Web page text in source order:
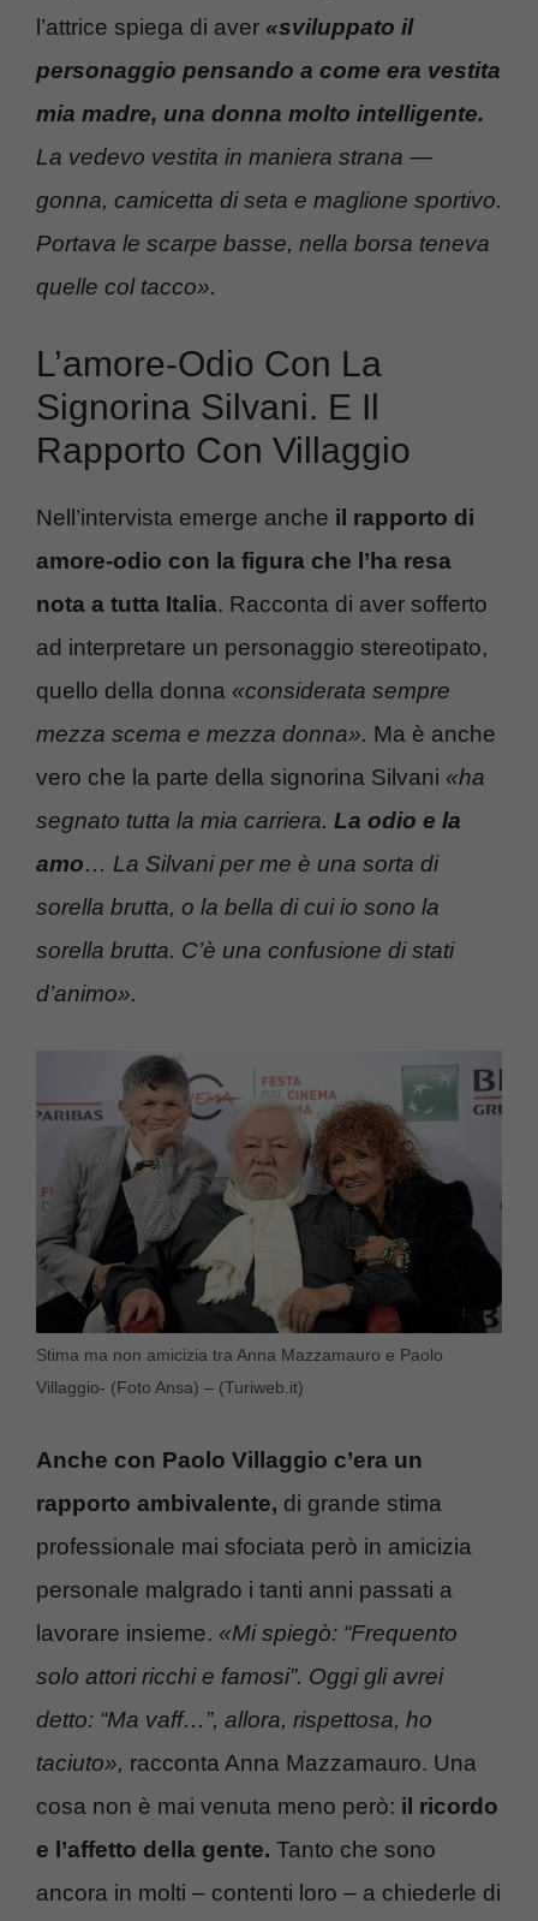
l’attrice spiega di aver «sviluppato il
personaggio pensando a come era vestita
mia madre, una donna molto intelligente.
La vedevo vestita in maniera strana —
gonna, camicetta di seta e maglione sportivo.
Portava le scarpe basse, nella borsa teneva
quelle col tacco».
L’amore-Odio Con La
Signorina Silvani. E Il
Rapporto Con Villaggio
Nell’intervista emerge anche il rapporto di
amore-odio con la figura che l’ha resa
nota a tutta Italia. Racconta di aver sofferto
ad interpretare un personaggio stereotipato,
quello della donna «considerata sempre
mezza scema e mezza donna». Ma è anche
vero che la parte della signorina Silvani «ha
segnato tutta la mia carriera. La odio e la
amo… La Silvani per me è una sorta di
sorella brutta, o la bella di cui io sono la
sorella brutta. C’è una confusione di stati
d’animo».
Stima ma non amicizia tra Anna Mazzamauro e Paolo
Villaggio- (Foto Ansa) – (Turiweb.it)
Anche con Paolo Villaggio c’era un
rapporto ambivalente, di grande stima
professionale mai sfociata però in amicizia
personale malgrado i tanti anni passati a
lavorare insieme. «Mi spiegò: “Frequento
solo attori ricchi e famosi”. Oggi gli avrei
detto: “Ma vaff…”, allora, rispettosa, ho
taciuto», racconta Anna Mazzamauro. Una
cosa non è mai venuta meno però: il ricordo
e l’affetto della gente. Tanto che sono
ancora in molti – contenti loro – a chiederle di